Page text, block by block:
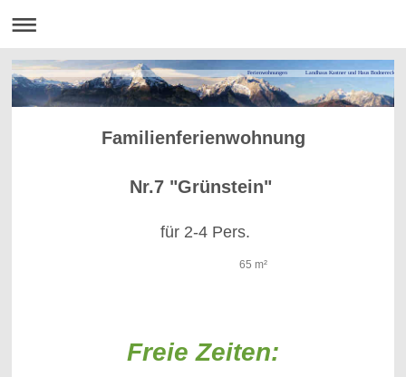
Ferienwohnungen Landhaus Kastner und Haus Bodnereck
Familienferienwohnung
Nr.7 "Grünstein"
für 2-4 Pers.
65 m²
Freie Zeiten: